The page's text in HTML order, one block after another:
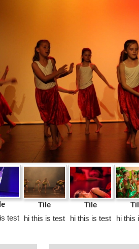
test
Tile
hi this is test
Tile
hi this is test
hi this